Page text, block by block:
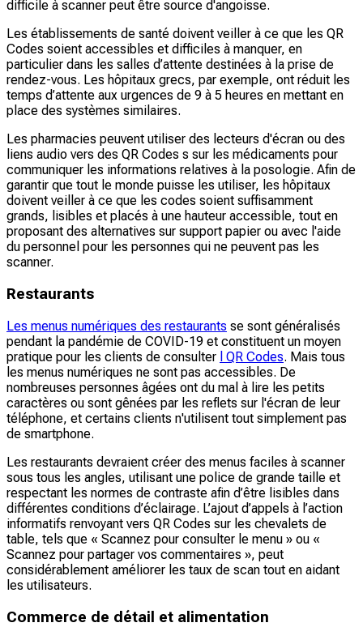
difficile à scanner peut être source d'angoisse.
Les établissements de santé doivent veiller à ce que les QR
Codes soient accessibles et difficiles à manquer, en
particulier dans les salles d’attente destinées à la prise de
rendez-vous. Les hôpitaux grecs, par exemple, ont réduit les
temps d’attente aux urgences de 9 à 5 heures en mettant en
place des systèmes similaires.
Les pharmacies peuvent utiliser des lecteurs d'écran ou des
liens audio vers des QR Codes s sur les médicaments pour
communiquer les informations relatives à la posologie. Afin de
garantir que tout le monde puisse les utiliser, les hôpitaux
doivent veiller à ce que les codes soient suffisamment
grands, lisibles et placés à une hauteur accessible, tout en
proposant des alternatives sur support papier ou avec l'aide
du personnel pour les personnes qui ne peuvent pas les
scanner.
Restaurants
Les menus numériques des restaurants se sont généralisés
pendant la pandémie de COVID-19 et constituent un moyen
pratique pour les clients de consulter
l QR Codes. Mais tous
les menus numériques ne sont pas accessibles. De
nombreuses personnes âgées ont du mal à lire les petits
caractères ou sont gênées par les reflets sur l'écran de leur
téléphone, et certains clients n'utilisent tout simplement pas
de smartphone.
Les restaurants devraient créer des menus faciles à scanner
sous tous les angles, utilisant une police de grande taille et
respectant les normes de contraste afin d’être lisibles dans
différentes conditions d’éclairage. L’ajout d’appels à l’action
informatifs renvoyant vers QR Codes sur les chevalets de
table, tels que « Scannez pour consulter le menu » ou «
Scannez pour partager vos commentaires », peut
considérablement améliorer les taux de scan tout en aidant
les utilisateurs.
Commerce de détail et alimentation